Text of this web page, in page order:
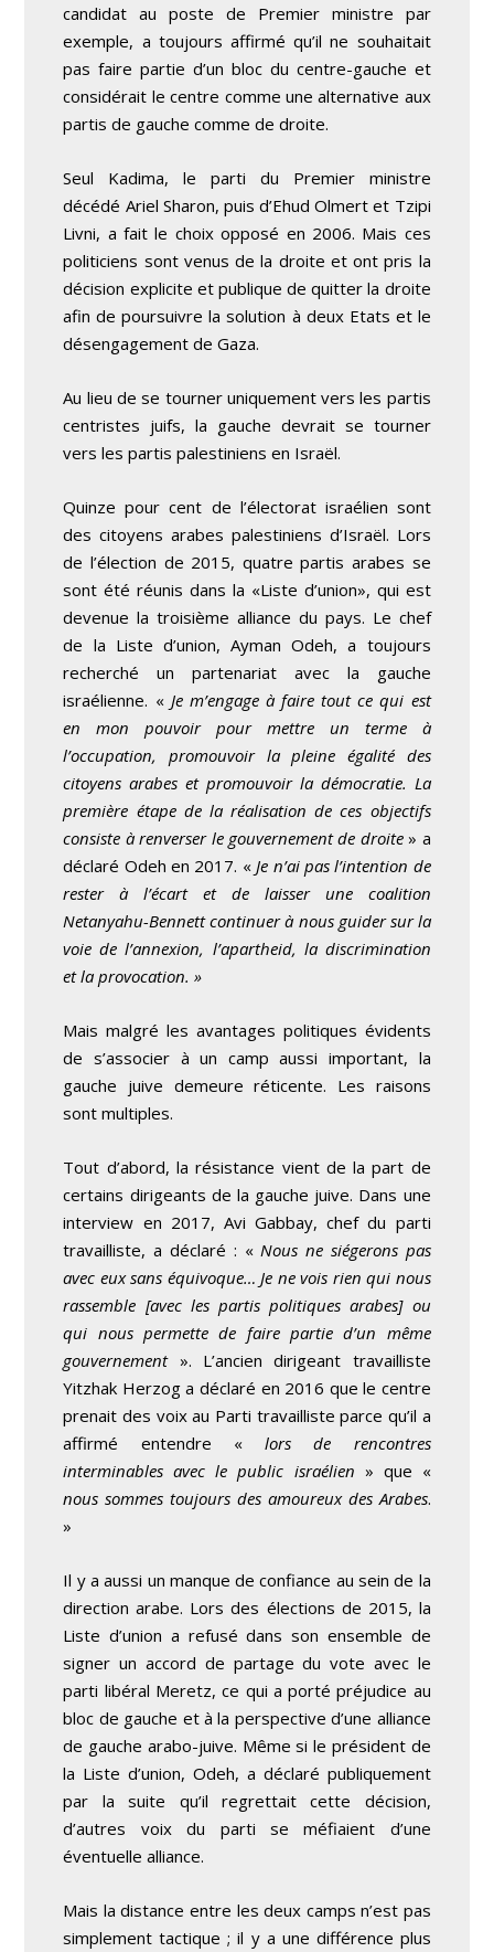
candidat au poste de Premier ministre par
exemple, a toujours affirmé qu’il ne souhaitait
pas faire partie d’un bloc du centre-gauche et
considérait le centre comme une alternative aux
partis de gauche comme de droite.
Seul Kadima, le parti du Premier ministre
décédé Ariel Sharon, puis d’Ehud Olmert et Tzipi
Livni, a fait le choix opposé en 2006. Mais ces
politiciens sont venus de la droite et ont pris la
décision explicite et publique de quitter la droite
afin de poursuivre la solution à deux Etats et le
désengagement de Gaza.
Au lieu de se tourner uniquement vers les partis
centristes juifs, la gauche devrait se tourner
vers les partis palestiniens en Israël.
Quinze pour cent de l’électorat israélien sont
des citoyens arabes palestiniens d’Israël. Lors
de l’élection de 2015, quatre partis arabes se
sont été réunis dans la «Liste d’union», qui est
devenue la troisième alliance du pays. Le chef
de la Liste d’union, Ayman Odeh, a toujours
recherché un partenariat avec la gauche
israélienne. « Je m’engage à faire tout ce qui est
en mon pouvoir pour mettre un terme à
l’occupation, promouvoir la pleine égalité des
citoyens arabes et promouvoir la démocratie. La
première étape de la réalisation de ces objectifs
consiste à renverser le gouvernement de droite» a
déclaré Odeh en 2017. « Je n’ai pas l’intention de
rester à l’écart et de laisser une coalition
Netanyahu-Bennett continuer à nous guider sur la
voie de l’annexion, l’apartheid, la discrimination
et la provocation. »
Mais malgré les avantages politiques évidents
de s’associer à un camp aussi important, la
gauche juive demeure réticente. Les raisons
sont multiples.
Tout d’abord, la résistance vient de la part de
certains dirigeants de la gauche juive. Dans une
interview en 2017, Avi Gabbay, chef du parti
travailliste, a déclaré : « Nous ne siégerons pas
avec eux sans équivoque… Je ne vois rien qui nous
rassemble [avec les partis politiques arabes] ou
qui nous permette de faire partie d’un même
gouvernement». L’ancien dirigeant travailliste
Yitzhak Herzog a déclaré en 2016 que le centre
prenait des voix au Parti travailliste parce qu’il a
affirmé entendre «lors de rencontres
interminables avec le public israélien » que «
nous sommes toujours des amoureux des Arabes.
»
Il y a aussi un manque de confiance au sein de la
direction arabe. Lors des élections de 2015, la
Liste d’union a refusé dans son ensemble de
signer un accord de partage du vote avec le
parti libéral Meretz, ce qui a porté préjudice au
bloc de gauche et à la perspective d’une alliance
de gauche arabo-juive. Même si le président de
la Liste d’union, Odeh, a déclaré publiquement
par la suite qu’il regrettait cette décision,
d’autres voix du parti se méfiaient d’une
éventuelle alliance.
Mais la distance entre les deux camps n’est pas
simplement tactique ; il y a une différence plus